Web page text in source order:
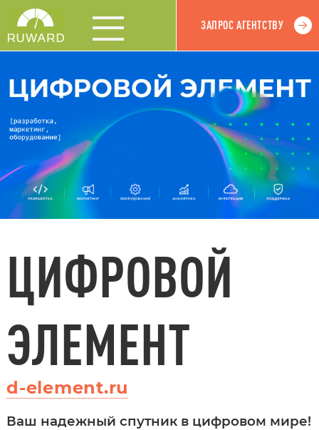
ЗАПРОС АГЕНТСТВУ
ЦИФРОВОЙ
ЭЛЕМЕНТ
d-element.ru
Ваш надежный спутник в цифровом мире!